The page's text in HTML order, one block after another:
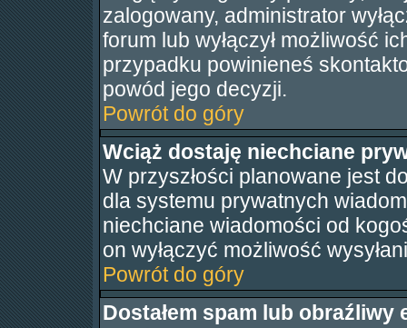
zalogowany, administrator
forum lub wyłączył możliwość
przypadku powinieneś
powód jego decyzji.
Powrót do góry
Wciąż dostaję niechciane
W przyszłości planowane jest
dla systemu prywatnych
niechciane wiadomości od
on wyłączyć możliwość
Powrót do góry
Dostałem spam lub